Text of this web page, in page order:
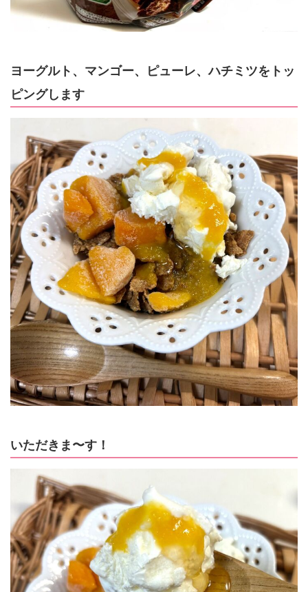
ヨーグルト、マンゴー、ピューレ、ハチミツをトッ
ピングします
いただきま〜す！